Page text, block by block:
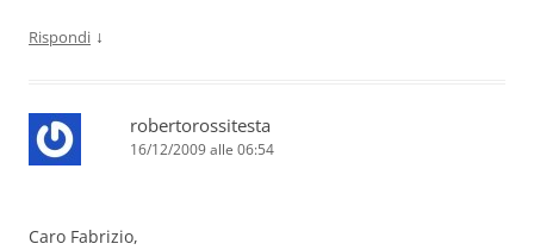
Rispondi ↓
robertorossitesta
16/12/2009 alle 06:54
Caro Fabrizio,